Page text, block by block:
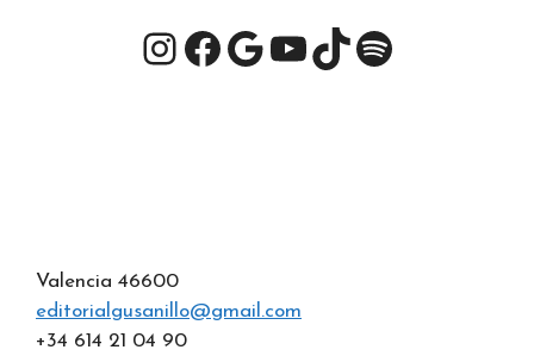
Instagram
Facebook
Google
YouTube
TikTok
Spotify
Valencia 46600
editorialgusanillo@gmail.com
+34 614 21 04 90